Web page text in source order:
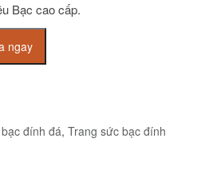
Bạc cao cấp.
ngay
đính đá, Trang sức bạc đính